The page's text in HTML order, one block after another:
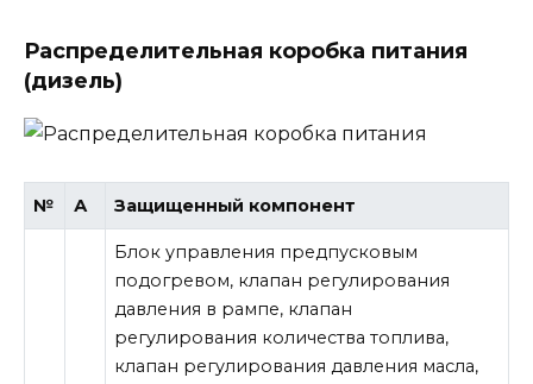
Распределительная коробка питания
(дизель)
№ А Защищенный компонент
Блок управления предпусковым
подогревом, клапан регулирования
давления в рампе, клапан
регулирования количества топлива,
клапан регулирования давления масла,